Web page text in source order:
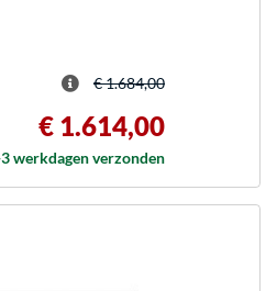
€ 1.684,00
€ 1.614,00
werkdagen verzonden